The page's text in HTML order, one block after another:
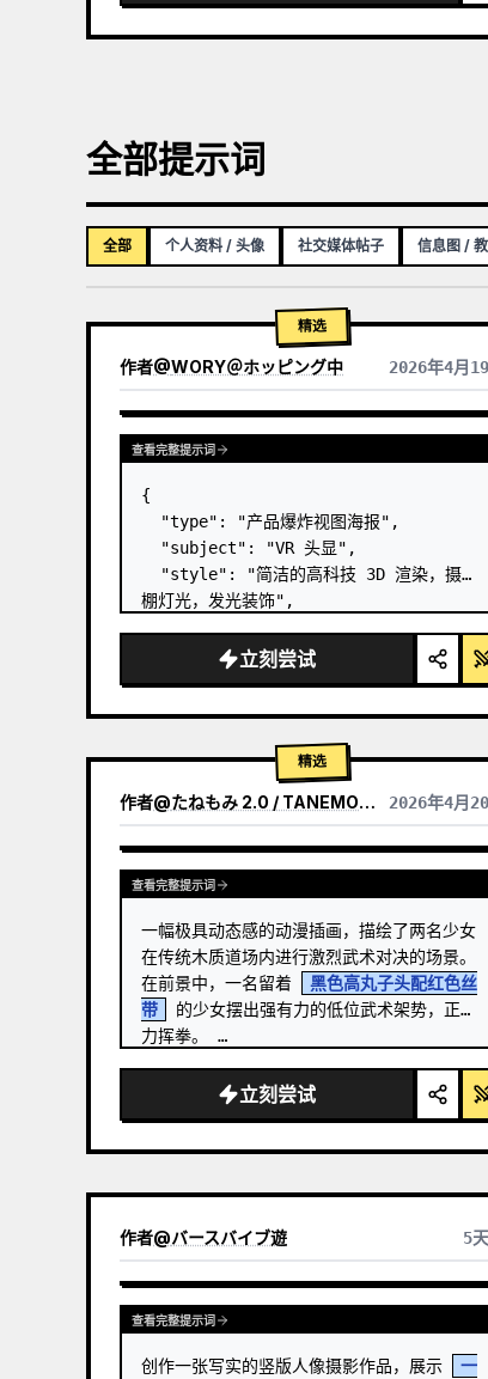
全部提示词
全部 个人资料 / 头像 社交媒体帖子 信息图 /
精选
作者@WORY＠ホッピング中 2026年4月
查看完整提示词
{
  "type": "产品爆炸视图海报",
  "subject": "VR 头显",
  "style": "简洁的高科技 3D 渲染，摄影
棚灯光，发光装饰",
  "header": {
    "logo": "∞
Meta Quest 3 ",
立刻尝试
精选
作者@たねもみ 2.0 / TANEMOMI VER2.0 2026年4月
查看完整提示词
一幅极具动态感的动漫插画，描绘了两名少女
在传统木质道场内进行激烈武术对决的场景。
在前景中，一名留着
黑色高丸子头配红色丝
带
的少女摆出强有力的低位武术架势，正奋
力挥拳。 …
立刻尝试
作者@バースバイブ遊 5
查看完整提示词
创作一张写实的竖版人像摄影作品，展示
一